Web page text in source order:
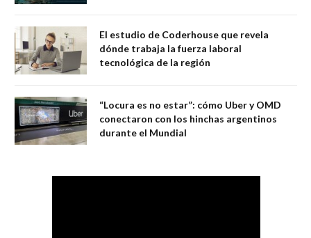
El estudio de Coderhouse que revela
dónde trabaja la fuerza laboral
tecnológica de la región
“Locura es no estar”: cómo Uber y OMD
conectaron con los hinchas argentinos
durante el Mundial